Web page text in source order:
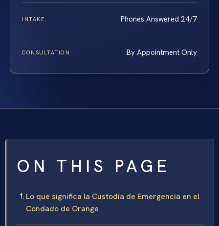
INTAKE Phones Answered 24/7
CONSULTATION By Appointment Only
ON THIS PAGE
Lo que significa la Custodia de Emergencia en el
Condado de Orange